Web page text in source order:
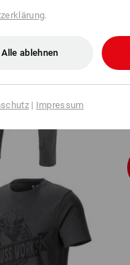
e.s.iconic
e.s.iconic works
.
Alle ablehnen
| Impressum